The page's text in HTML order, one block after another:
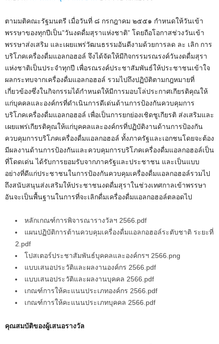
ตามมติคณะรัฐมนตรี เมื่อวันที่ ๘ กรกฎาคม ๒๕๕๑ กำหนดให้วันเข้า
พรรษาของทุกปีเป็น”วันงดดื่มสุราแห่งชาติ” โดยถือโอกาสช่วงวันเข้า
พรรษาส่งเสริม และเผยแพร่วัฒนธรรมอันดีงามด้วยการลด ละ เลิก การ
บริโภคเครื่องดื่มแอลกอฮอล์ จึงได้จัดให้มีกิจกรรมรณรงค์วันงดดื่มสุรา
แห่งชาติเป็นประจำทุกปี เพื่อรณรงค์ประชาสัมพันธ์ให้ประชาชนเข้าใจ
ผลกระทบจากเครื่องดื่มแอลกอฮอล์ รวมไปถึงปฏิบัติตามกฎหมายที่
เกี่ยวข้องซึ่งในกิจกรรมได้กำหนดให้มีการมอบโล่ประกาศเกียรติคุณให้
แก่บุคคลและองค์กรที่ดำเนินการดีเด่นด้านการป้องกันควบคุมการ
บริโภคเครื่องดื่มแอลกอฮอล์ เพื่อเป็นการยกย่องเชิดชูเกียรติ ส่งเสริมและ
เผยแพร่เกียรติคุณให้แก่บุคคลและองค์กรที่ปฏิบัติงานด้านการป้องกัน
ควบคุมการบริโภคเครื่องดื่มแอลกอฮอล์ ทั้งภาครัฐและเอกชนโดยจะต้อง
มีผลงานด้านการป้องกันและควบคุมการบริโภคเครื่องดื่มแอลกอฮอล์เป็น
ที่โดดเด่น ได้รับการยอมรับจากภาครัฐและประชาชน และเป็นแบบ
อย่างที่ดีแก่ประชาชนในการป้องกันควบคุมเครื่องดื่มแอลกอฮอล์รวมไป
ถึงสนับสนุนส่งเสริมให้ประชาชนงดดื่มสุราในช่วงเทศกาลเข้าพรรษา
อันจะเป็นพื้นฐานในการที่จะเลิกดื่มเครื่องดื่มแอลกอฮอล์ตลอดไป
หลักเกณฑ์การพิจารณารางวัลฯ 2566.pdf
แผนปฏิบัติการต้านควบคุมเครื่องดื่มแอลกอฮอล์ระตับชาติ ระยะที่
2.pdf
โปสเตอร์ประชาสัมพันธ์บุคคลและองค์กรฯ 2566.png
แบบเสนอประวัติและผลงานองค์กร 2566.pdf
แบบเสนอประวัติและผลงานบุคคล 2566.pdf
เกณฑ์การให้คะแนนประเภทองค์กร 2566.pdf
เกณฑ์การให้คะแนนประเภทบุคคล 2566.pdf
คุณสมบัติของผู้เสนอรางวัล